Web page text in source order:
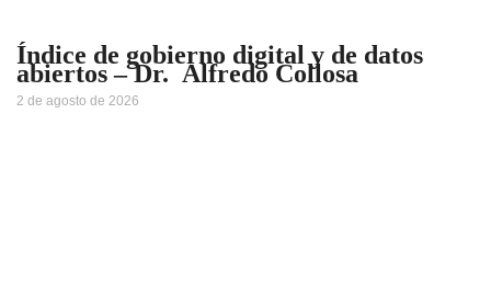
Índice de gobierno digital y de datos
abiertos – Dr. Alfredo Collosa
2 de agosto de 2026